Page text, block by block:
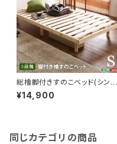
総檜脚付きすのこベッド(シング
ル) 【Pierna-ピエルナ-】 LHK
-02S
¥14,900
同じカテゴリの商品